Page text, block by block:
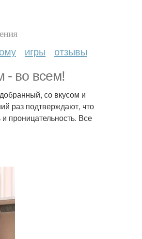
игры отзывы
- во всем!
со вкусом и
раз подтверждают, что
проницательность. Все